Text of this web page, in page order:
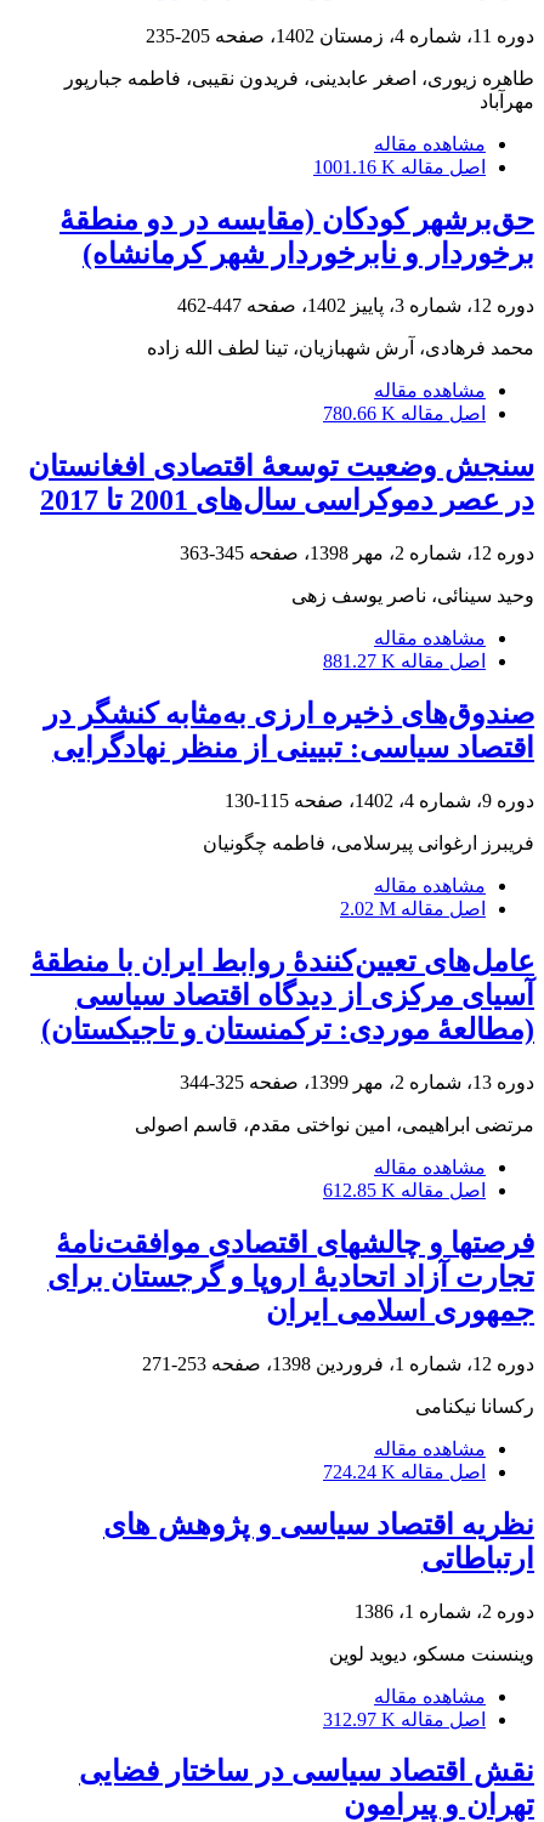
دوره 11، شماره 4، زمستان 1402، صفحه 205-235
طاهره زیوری، اصغر عابدینی، فریدون نقیبی، فاطمه جبارپور
مهرآباد
مشاهده مقاله
اصل مقاله 1001.16 K
حق‌برشهر کودکان (مقایسه در دو منطقۀ
برخوردار و نابرخوردار شهر کرمانشاه)
دوره 12، شماره 3، پاییز 1402، صفحه 447-462
محمد فرهادی، آرش شهبازیان، تینا لطف الله زاده
مشاهده مقاله
اصل مقاله 780.66 K
سنجش وضعیت توسعۀ اقتصادی افغانستان
در عصر دموکراسی سال‌های 2001 تا 2017
دوره 12، شماره 2، مهر 1398، صفحه 345-363
وحید سینائی، ناصر یوسف زهی
مشاهده مقاله
اصل مقاله 881.27 K
صندوق‌های ذخیره ارزی به‌مثابه کنشگر در
اقتصاد سیاسی: تبیینی از منظر نهادگرایی
دوره 9، شماره 4، 1402، صفحه 115-130
فریبرز ارغوانی پیرسلامی، فاطمه چگونیان
مشاهده مقاله
اصل مقاله 2.02 M
عامل‌های تعیین‌کنندۀ روابط ایران با منطقۀ
آسیای مرکزی از دیدگاه اقتصاد سیاسی
(مطالعۀ موردی: ترکمنستان و تاجیکستان)
دوره 13، شماره 2، مهر 1399، صفحه 325-344
مرتضی ابراهیمی، امین نواختی مقدم، قاسم اصولی
مشاهده مقاله
اصل مقاله 612.85 K
فرصت‎ها و چالش‎های اقتصادی موافقت‌نامۀ
تجارت آزاد اتحادیۀ اروپا و گرجستان برای
جمهوری اسلامی ایران
دوره 12، شماره 1، فروردین 1398، صفحه 253-271
رکسانا نیکنامی
مشاهده مقاله
اصل مقاله 724.24 K
نظریه اقتصاد سیاسی و پژوهش های
ارتباطاتی
دوره 2، شماره 1، 1386
وینسنت مسکو، دیوید لوین
مشاهده مقاله
اصل مقاله 312.97 K
نقش اقتصاد سیاسی در ساختار فضایی
تهران و پیرامون